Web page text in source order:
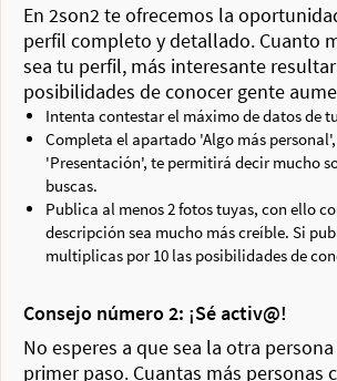
En 2son2 te ofrecemos la
perfil completo y detallado. Cuanto
sea tu perfil, más interesante
posibilidades de conocer gente
Intenta contestar el máximo de datos de
Completa el apartado 'Algo más
'Presentación', te permitirá decir mucho
buscas.
Publica al menos 2 fotos tuyas, con ello
descripción sea mucho más creíble. Si
multiplicas por 10 las posibilidades de
Consejo número 2: ¡Sé activ@!
No esperes a que sea la otra
primer paso. Cuantas más personas